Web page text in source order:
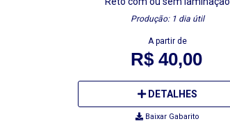
Produção: 1 dia útil
A partir de
R$ 40,00
DETALHES
Baixar Gabarito